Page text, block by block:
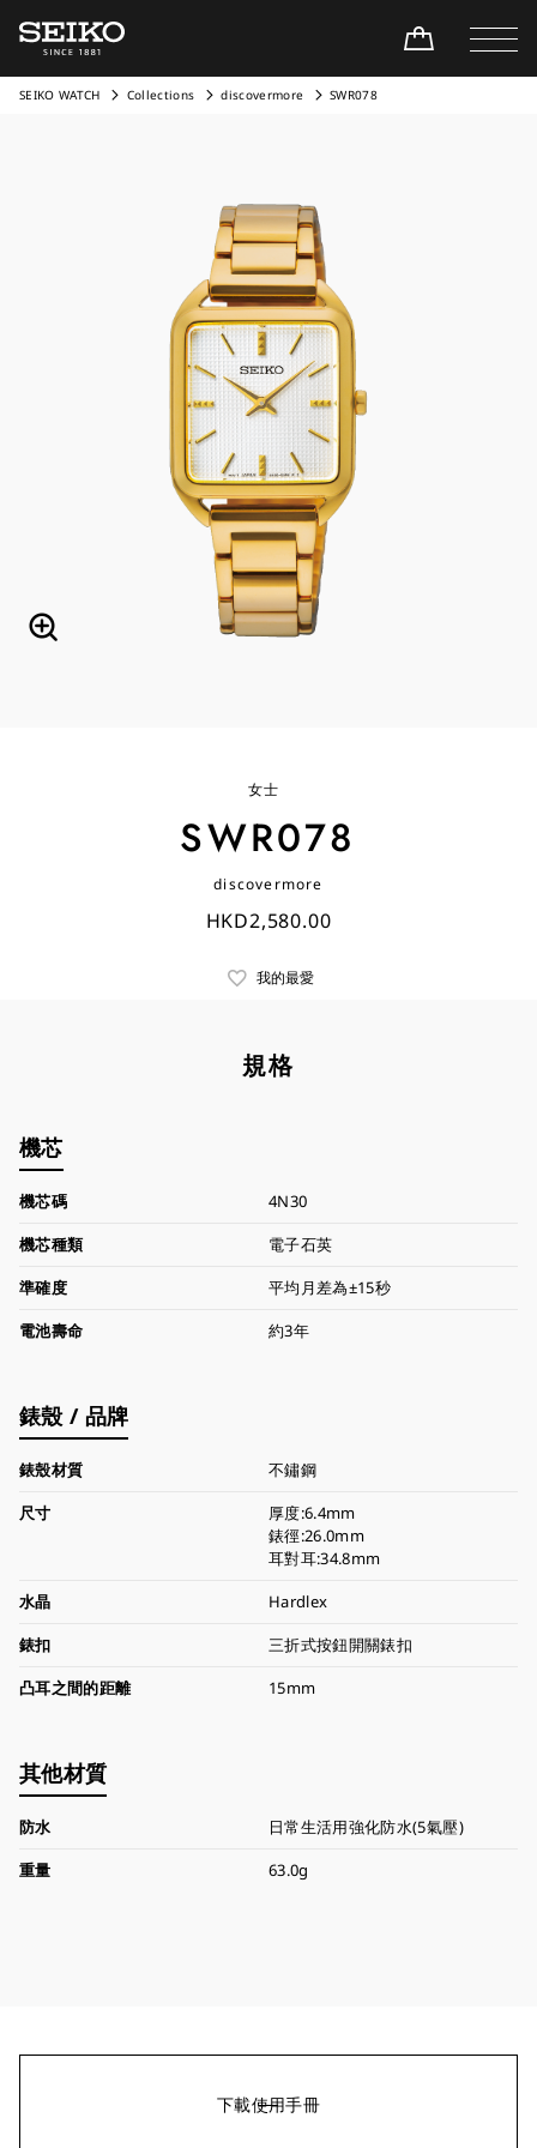
SEIKO WATCH Collections discovermore SWR078
女士
SWR078
discovermore
HKD2,580.00
我的最愛
規格
機芯
機芯碼
4N30
機芯種類
電子石英
準確度
平均月差為±15秒
電池壽命
約3年
錶殼 / 品牌
錶殼材質
不鏽鋼
尺寸
厚度:6.4mm
錶徑:26.0mm
耳對耳:34.8mm
水晶
Hardlex
錶扣
三折式按鈕開關錶扣
凸耳之間的距離
15mm
其他材質
防水
日常生活用強化防水(5氣壓)
重量
63.0g
下載使用手冊